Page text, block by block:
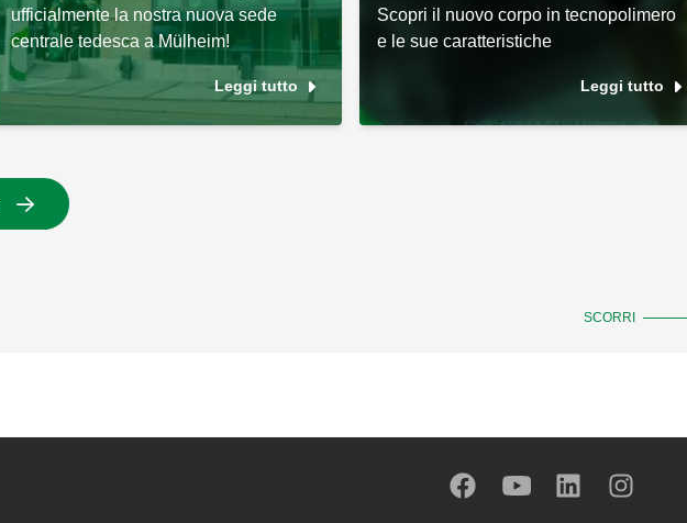
ufficialmente la nostra nuova sede
centrale tedesca a Mülheim!
Leggi tutto
Scopri il nuovo corpo in tecnopolimero
e le sue caratteristiche
Leggi tutto
SCORRI